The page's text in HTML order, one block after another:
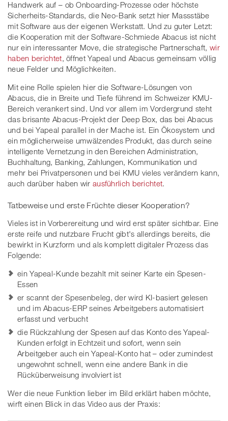
Handwerk auf – ob Onboarding-Prozesse oder höchste
Sicherheits-Standards, die Neo-Bank setzt hier Massstäbe
mit Software aus der eigenen Werkstatt. Und zu guter Letzt:
die Kooperation mit der Software-Schmiede Abacus ist nicht
nur ein interessanter Move, die strategische Partnerschaft, wir
haben berichtet, öffnet Yapeal und Abacus gemeinsam völlig
neue Felder und Möglichkeiten.
Mit eine Rolle spielen hier die Software-Lösungen von
Abacus, die in Breite und Tiefe führend im Schweizer KMU-
Bereich verankert sind. Und vor allem im Vordergrund steht
das brisante Abacus-Projekt der Deep Box, das bei Abacus
und bei Yapeal parallel in der Mache ist. Ein Ökosystem und
ein möglicherweise umwälzendes Produkt, das durch seine
intelligente Vernetzung in den Bereichen Administration,
Buchhaltung, Banking, Zahlungen, Kommunikation und
mehr bei Privatpersonen und bei KMU vieles verändern kann,
auch darüber haben wir ausführlich berichtet.
Tatbeweise und erste Früchte dieser Kooperation?
Vieles ist in Vorberereitung und wird erst später sichtbar. Eine
erste reife und nutzbare Frucht gibt's allerdings bereits, die
bewirkt in Kurzform und als komplett digitaler Prozess das
Folgende:
ein Yapeal-Kunde bezahlt mit seiner Karte ein Spesen-
Essen
er scannt der Spesenbeleg, der wird KI-basiert gelesen
und im Abacus-ERP seines Arbeitgebers automatisiert
erfasst und verbucht
die Rückzahlung der Spesen auf das Konto des Yapeal-
Kunden erfolgt in Echtzeit und sofort, wenn sein
Arbeitgeber auch ein Yapeal-Konto hat – oder zumindest
ungewohnt schnell, wenn eine andere Bank in die
Rücküberweisung involviert ist
Wer die neue Funktion lieber im Bild erklärt haben möchte,
wirft einen Blick in das Video aus der Praxis: